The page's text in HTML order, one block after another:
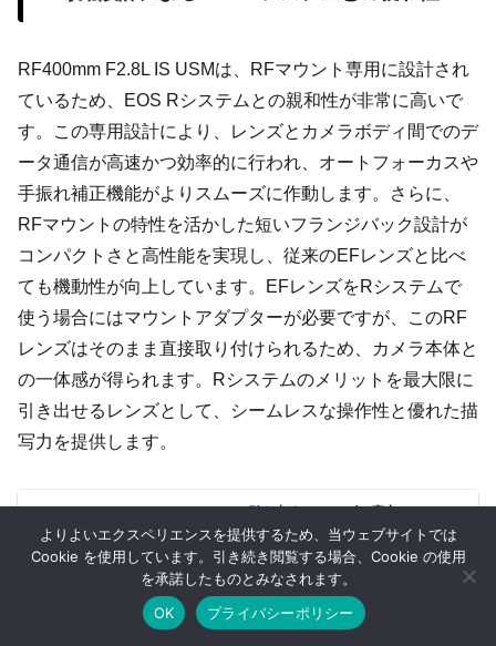
RF400mm F2.8L IS USMは、RFマウント専用に設計され
ているため、EOS Rシステムとの親和性が非常に高いで
す。この専用設計により、レンズとカメラボディ間でのデ
ータ通信が高速かつ効率的に行われ、オートフォーカスや
手振れ補正機能がよりスムーズに作動します。さらに、
RFマウントの特性を活かした短いフランジバック設計が
コンパクトさと高性能を実現し、従来のEFレンズと比べ
ても機動性が向上しています。EFレンズをRシステムで
使う場合にはマウントアダプターが必要ですが、このRF
レンズはそのまま直接取り付けられるため、カメラ本体と
の一体感が得られます。Rシステムのメリットを最大限に
引き出せるレンズとして、シームレスな操作性と優れた描
写力を提供します。
Rシステムで引き出すEFレンズの魔力
Canon RシステムのカメラでEFレンズを活用し、撮影の幅
を広げる魔法のようなカメラたちの一覧。EF EOS Rアダ
プターを使用することで、歴史あるEFレンズ群と最新のR
システムが融合し、従来の撮影スタイルに新たな可能性を
加えます。魅惑的な組み合わせで、撮影シーンを鮮やかに
彩るEF対応カメラたちの魅力をご紹介します。
シェア 目次へ トップ
よりよいエクスペリエンスを提供するため、当ウェブサイトでは
Cookie を使用しています。引き続き閲覧する場合、Cookie の使用
を承諾したものとみなされます。
OK
プライバシーポリシー